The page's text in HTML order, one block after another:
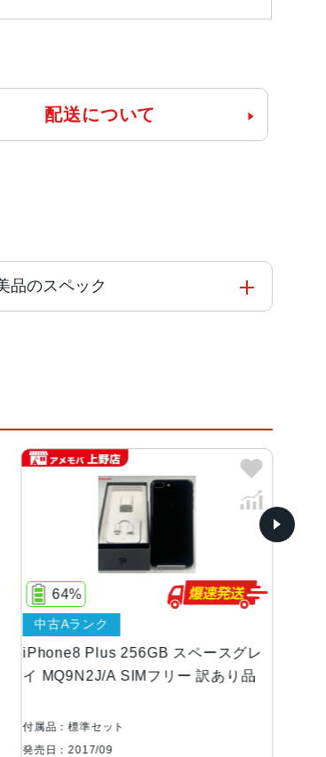
配送について
品のスペック
インチ（対角）ワイドスクリーンL
セル解像度、401ppi1,300:1コント
iPhone8 Plus 256GB スペースグレ
イ MQ9N2J/A SIMフリー 訳あり品
64%
中古Aランク
付属品：標準セット
発売日：2017/09